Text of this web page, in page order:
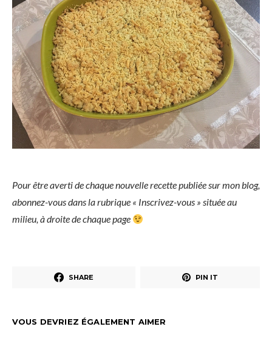
Pour être averti de chaque nouvelle recette publiée sur mon blog,
abonnez-vous dans la rubrique « Inscrivez-vous » située au
milieu, à droite de chaque page
SHARE PIN IT
VOUS DEVRIEZ ÉGALEMENT AIMER